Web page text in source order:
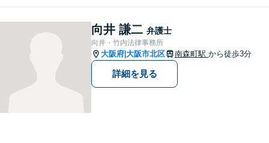
据えた解決を目指します。
【メール・電話面談可】【東
三国駅4分】
向井 謙二 弁護士
向井・竹内法律事務所
大阪府 大阪市北区 南森町駅 から徒歩3分
詳細を見る